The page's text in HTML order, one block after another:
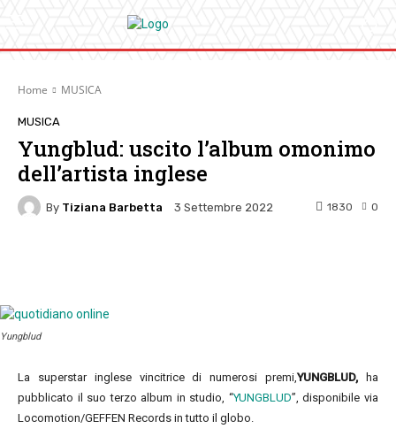
Home MUSICA
MUSICA
Yungblud: uscito l’album omonimo
dell’artista inglese
By Tiziana Barbetta 3 Settembre 2022 0
1830
Yungblud
La superstar inglese vincitrice di numerosi premi,YUNGBLUD, ha
pubblicato il suo terzo album in studio, “YUNGBLUD”, disponibile via
Locomotion/GEFFEN Records in tutto il globo.